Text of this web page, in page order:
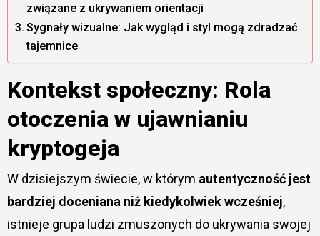
związane z ukrywaniem orientacji
Sygnały wizualne: Jak wygląd i styl mogą zdradzać
tajemnice
Kontekst społeczny: Rola
otoczenia w ujawnianiu
kryptogeja
W dzisiejszym świecie, w którym autentyczność jest
bardziej doceniana niż kiedykolwiek wcześniej,
istnieje grupa ludzi zmuszonych do ukrywania swojej